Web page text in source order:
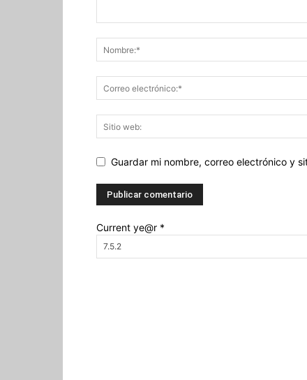
Guardar mi nombre, correo electrónico y
Current ye@r *